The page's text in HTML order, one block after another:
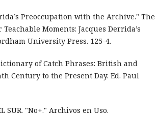
Preoccupation with the Archive." The
Moments: Jacques Derrida’s
University Press. 125-4.
of Catch Phrases: British and
Century to the Present Day. Ed. Paul
SUR. "No+." Archivos en Uso.